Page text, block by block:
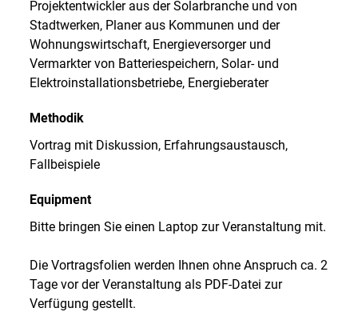
Projektentwickler aus der Solarbranche und von
Stadtwerken, Planer aus Kommunen und der
Wohnungswirtschaft, Energieversorger und
Vermarkter von Batteriespeichern, Solar- und
Elektroinstallationsbetriebe, Energieberater
Methodik
Vortrag mit Diskussion, Erfahrungsaustausch,
Fallbeispiele
Equipment
Bitte bringen Sie einen Laptop zur Veranstaltung mit.
Die Vortragsfolien werden Ihnen ohne Anspruch ca. 2
Tage vor der Veranstaltung als PDF-Datei zur
Verfügung gestellt.